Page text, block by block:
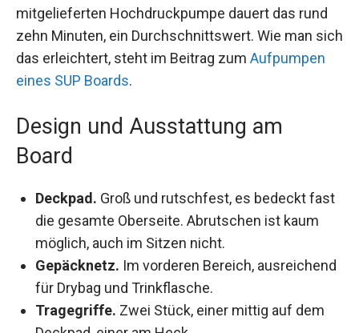
mitgelieferten Hochdruckpumpe dauert das rund
zehn Minuten, ein Durchschnittswert. Wie man sich
das erleichtert, steht im Beitrag zum Aufpumpen
eines SUP Boards.
Design und Ausstattung am
Board
Deckpad. Groß und rutschfest, es bedeckt fast
die gesamte Oberseite. Abrutschen ist kaum
möglich, auch im Sitzen nicht.
Gepäcknetz. Im vorderen Bereich, ausreichend
für Drybag und Trinkflasche.
Tragegriffe. Zwei Stück, einer mittig auf dem